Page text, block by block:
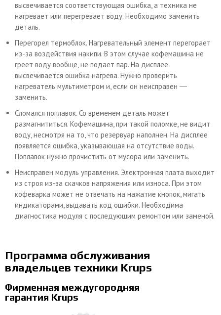
высвечивается соответствующая ошибка, а техника не
нагревает или перегревает воду. Необходимо заменить
деталь.
Перегорел термоблок. Нагревательный элемент перегорает
из-за воздействия накипи. В этом случае кофемашина не
греет воду вообще, не подает пар. На дисплее
высвечивается ошибка нагрева. Нужно проверить
нагреватель мультиметром и, если он неисправен ―
заменить.
Сломался поплавок. Со временем деталь может
размагнититься. Кофемашина, при такой поломке, не видит
воду, несмотря на то, что резервуар наполнен. На дисплее
появляется ошибка, указывающая на отсутствие воды.
Поплавок нужно прочистить от мусора или заменить.
Неисправен модуль управления. Электронная плата выходит
из строя из-за скачков напряжения или износа. При этом
кофеварка может не отвечать на нажатие кнопок, мигать
индикаторами, выдавать код ошибки. Необходима
диагностика модуля с последующим ремонтом или заменой.
Программа обслуживания
владельцев техники Krups
Фирменная междугородняя
гарантия Krups